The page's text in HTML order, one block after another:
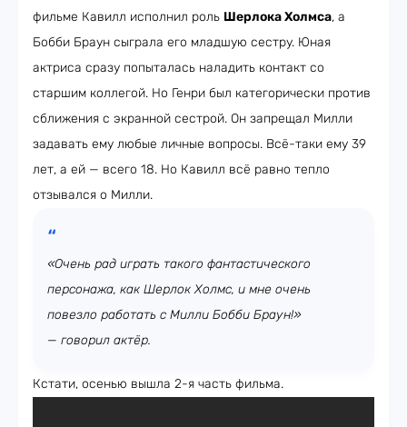
фильме Кавилл исполнил роль Шерлока Холмса, а
Бобби Браун сыграла его младшую сестру. Юная
актриса сразу попыталась наладить контакт со
старшим коллегой. Но Генри был категорически против
сближения с экранной сестрой. Он запрещал Милли
задавать ему любые личные вопросы. Всё-таки ему 39
лет, а ей — всего 18. Но Кавилл всё равно тепло
отзывался о Милли.
«Очень рад играть такого фантастического
персонажа, как Шерлок Холмс, и мне очень
повезло работать с Милли Бобби Браун!»
— говорил актёр.
Кстати, осенью вышла 2-я часть фильма.